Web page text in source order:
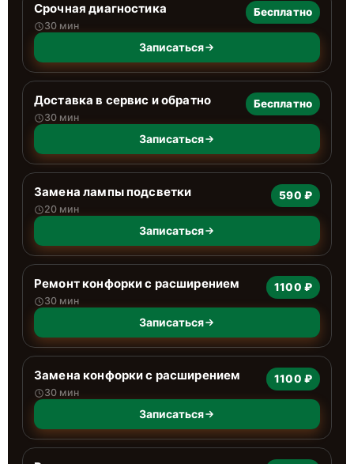
Срочная диагностика
30 мин
Бесплатно
Записаться
Доставка в сервис и обратно
30 мин
Бесплатно
Записаться
Замена лампы подсветки
20 мин
590 ₽
Записаться
Ремонт конфорки с расширением
30 мин
1100 ₽
Записаться
Замена конфорки с расширением
30 мин
1100 ₽
Записаться